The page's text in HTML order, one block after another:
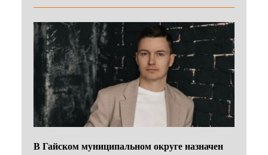
В Гайском муниципальном округе назначен